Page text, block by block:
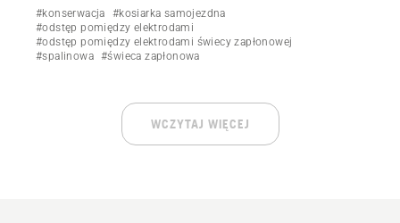
elektrodami świecy zapłonowej w kosiarce samojezdnej
Husqvarna.
#konserwacja
#kosiarka samojezdna
#odstęp pomiędzy elektrodami
#odstęp pomiędzy elektrodami świecy zapłonowej
#spalinowa #świeca zapłonowa
WCZYTAJ WIĘCEJ